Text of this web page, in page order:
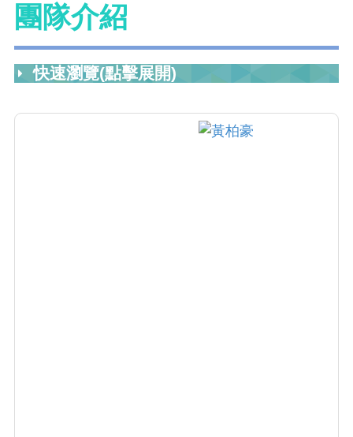
團隊介紹
快速瀏覽(點擊展開)